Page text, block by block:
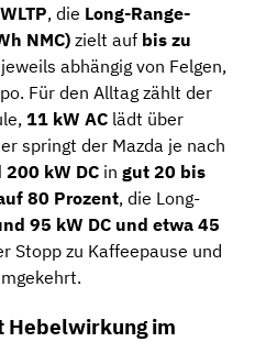
, die Long-Range-
NMC)zielt auf bis zu
abhängig von Felgen,
Für den Alltag zählt der
11 kW AC lädt über
springt der Mazda je nach
kW DC in gut 20 bis
80 Prozent, die Long-
95 kW DC und etwa 45
Stopp zu Kaffeepause und
Hebelwirkung im